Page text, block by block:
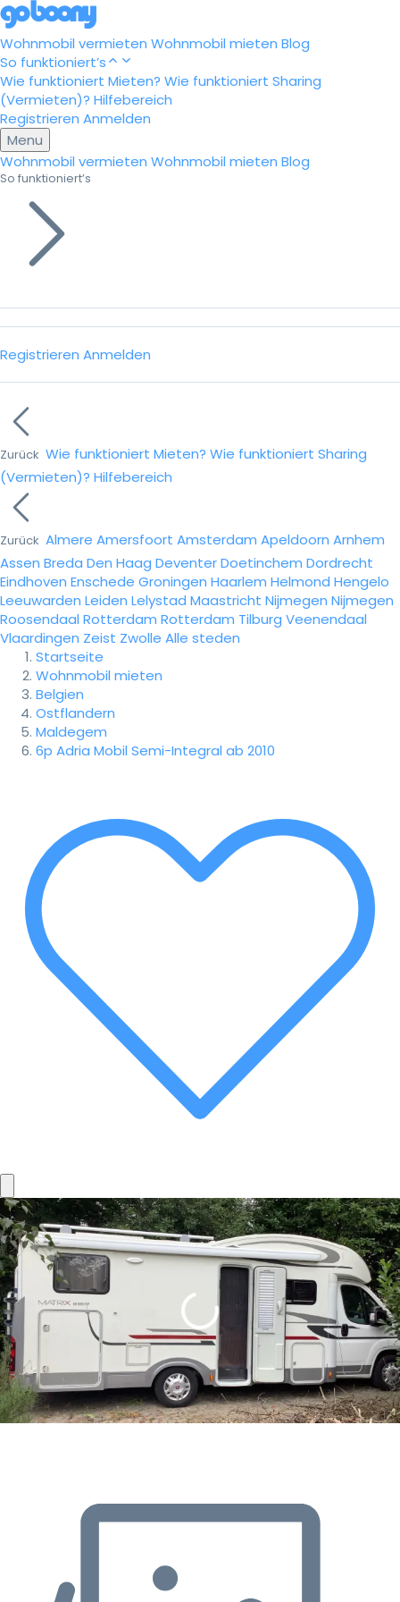
Wohnmobil vermieten Wohnmobil mieten Blog
So funktioniert’s
Wie funktioniert Mieten? Wie funktioniert Sharing
(Vermieten)? Hilfebereich
Registrieren Anmelden
Menu
Wohnmobil vermieten Wohnmobil mieten Blog
So funktioniert’s
Registrieren Anmelden
Zurück Wie funktioniert Mieten? Wie funktioniert Sharing
(Vermieten)? Hilfebereich
Zurück Almere Amersfoort Amsterdam Apeldoorn Arnhem
Assen Breda Den Haag DeventerDoetinchem Dordrecht
Eindhoven Enschede Groningen Haarlem Helmond Hengelo
Leeuwarden Leiden Lelystad Maastricht Nijmegen Nijmegen
Roosendaal Rotterdam Rotterdam Tilburg Veenendaal
Vlaardingen Zeist Zwolle Alle steden
Startseite
Wohnmobil mieten
Belgien
Ostflandern
Maldegem
6p Adria Mobil Semi-Integral ab 2010